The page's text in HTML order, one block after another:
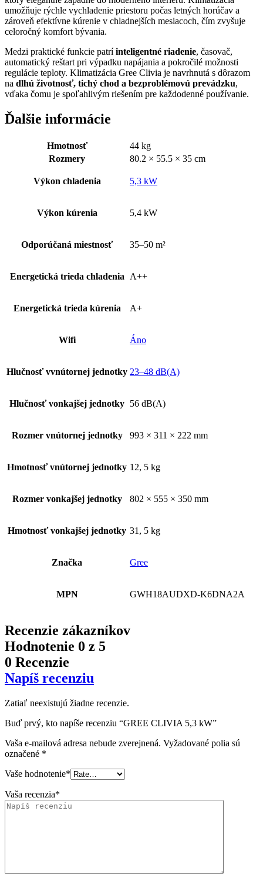
umožňuje rýchle vychladenie priestoru počas letných horúčav a
zároveň efektívne kúrenie v chladnejších mesiacoch, čím zvyšuje
celoročný komfort bývania.
Medzi praktické funkcie patríinteligentné riadenie, časovač,
automatický reštart pri výpadku napájania a pokročilé možnosti
regulácie teploty. Klimatizácia Gree Clivia je navrhnutá s dôrazom
na dlhú životnosť, tichý chod a bezproblémovú prevádzku,
vďaka čomu je spoľahlivým riešením pre každodenné používanie.
Ďalšie informácie
Hmotnosť
44 kg
Rozmery
80.2 × 55.5 × 35 cm
Výkon chladenia 5,3 kW
Výkon kúrenia 5,4 kW
Odporúčaná miestnosť 35–50 m²
Energetická trieda chladenia A++
Energetická trieda kúrenia A+
Wifi Áno
Hlučnosť vvnútornej jednotky 23–48 dB(A)
Hlučnosť vonkajšej jednotky 56 dB(A)
Rozmer vnútornej jednotky 993 × 311 × 222 mm
Hmotnosť vnútornej jednotky 12, 5 kg
Rozmer vonkajšej jednotky 802 × 555 × 350 mm
Hmotnosť vonkajšej jednotky 31, 5 kg
Značka Gree
MPN GWH18AUDXD-K6DNA2A
Recenzie zákazníkov
Hodnotenie 0 z 5
0 Recenzie
Napíš recenziu
Zatiaľ neexistujú žiadne recenzie.
Buď prvý, kto napíše recenziu “GREE CLIVIA 5,3 kW”
Vaša e-mailová adresa nebude zverejnená. Vyžadované polia sú
označené *
Vaše hodnotenie*
Vaša recenzia*